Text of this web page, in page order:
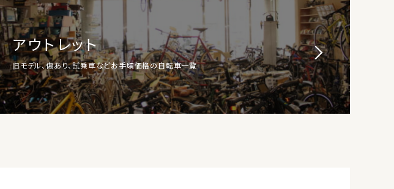
アウトレット
旧モデル、傷あり、試乗車などお手頃価格の自転車一覧